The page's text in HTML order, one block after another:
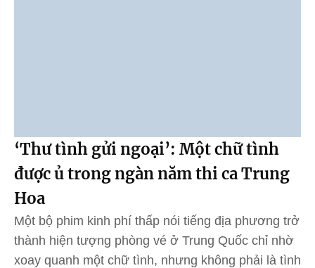
‘Thư tình gửi ngoại’: Một chữ tình
được ủ trong ngàn năm thi ca Trung
Hoa
Một bộ phim kinh phí thấp nói tiếng địa phương trở
thành hiện tượng phòng vé ở Trung Quốc chỉ nhờ
xoay quanh một chữ tình, nhưng không phải là tình